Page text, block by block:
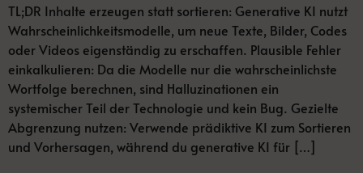
TL;DR Inhalte erzeugen statt sortieren: Generative KI nutzt
Wahrscheinlichkeitsmodelle, um neue Texte, Bilder, Codes
oder Videos eigenständig zu erschaffen. Plausible Fehler
einkalkulieren: Da die Modelle nur die wahrscheinlichste
Wortfolge berechnen, sind Halluzinationen ein
systemischer Teil der Technologie und kein Bug. Gezielte
Abgrenzung nutzen: Verwende prädiktive KI zum Sortieren
und Vorhersagen, während du generative KI für […]